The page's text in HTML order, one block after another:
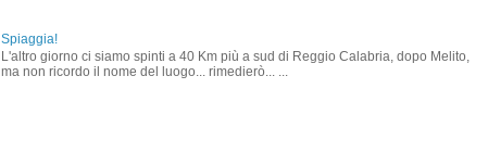
Spiaggia!
L'altro giorno ci siamo spinti a 40 Km più a sud di Reggio Calabria, dopo Melito,
ma non ricordo il nome del luogo... rimedierò... ...